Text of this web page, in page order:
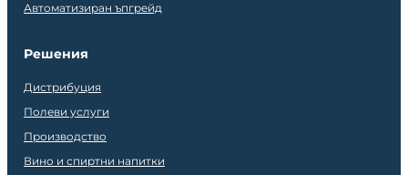
Автоматизиран ъпгрейд
Решения
Дистрибуция
Полеви услуги
Производство
Вино и спиртни напитки